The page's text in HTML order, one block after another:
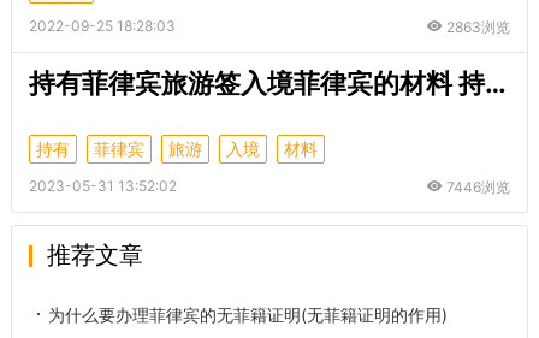
2022-09-25 18:28:03 2863浏览
持有菲律宾旅游签入境菲律宾的材料 持旅游签入境要保关吗
持有 菲律宾 旅游 入境 材料
2023-05-31 13:52:02 7446浏览
推荐文章
为什么要办理菲律宾的无菲籍证明(无菲籍证明的作用)